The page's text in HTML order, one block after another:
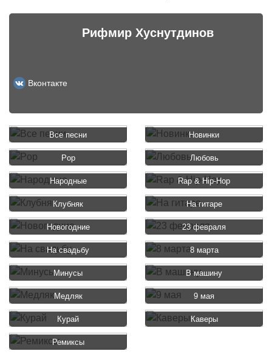
Рифмир Хуснутдинов
Вконтакте
Все песни Новинки
Pop Любовь
Народные Rap & Hip-Hop
Клубняк На гитаре
Новогодние 23 февраля
На свадьбу 8 марта
Минусы В машину
Медляк 9 мая
Курай Каверы
Ремиксы